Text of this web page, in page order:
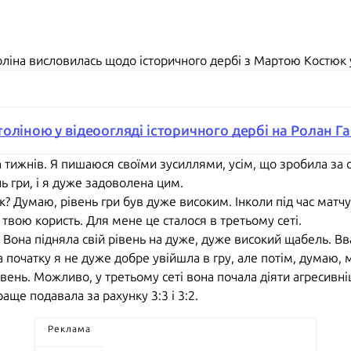
висловилась щодо історичного дербі з Мартою
у відеоогляді історичного дербі на Ролан
тижнів. Я пишаюся своїми зусиллями, усім, що зробила за
гри, і я дуже задоволена цим.
Думаю, рівень гри був дуже високим. Інколи під час
користь. Для мене це сталося в третьому сеті.
Вона підняла свій рівень на дуже, дуже високий щабель.
початку я не дуже добре увійшла в гру, але потім,
Можливо, у третьому сеті вона почала діяти
подавала за рахунку 3:3 і 3:2.
Реклама